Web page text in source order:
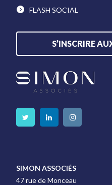
FLASH SOCIAL
S’INSCRIRE
SIMON ASSOCIÉS
47 rue de Monceau